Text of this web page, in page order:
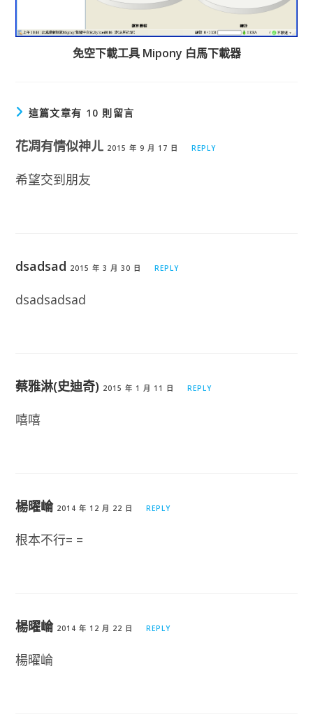
免空下載工具 Mipony 白馬下載器
這篇文章有 10 則留言
花凋有情似神ㄦ 2015 年 9 月 17 日 REPLY
希望交到朋友
dsadsad 2015 年 3 月 30 日 REPLY
dsadsadsad
蔡雅淋(史迪奇) 2015 年 1 月 11 日 REPLY
嘻嘻
楊曜崘 2014 年 12 月 22 日 REPLY
根本不行= =
楊曜崘 2014 年 12 月 22 日 REPLY
楊曜崘